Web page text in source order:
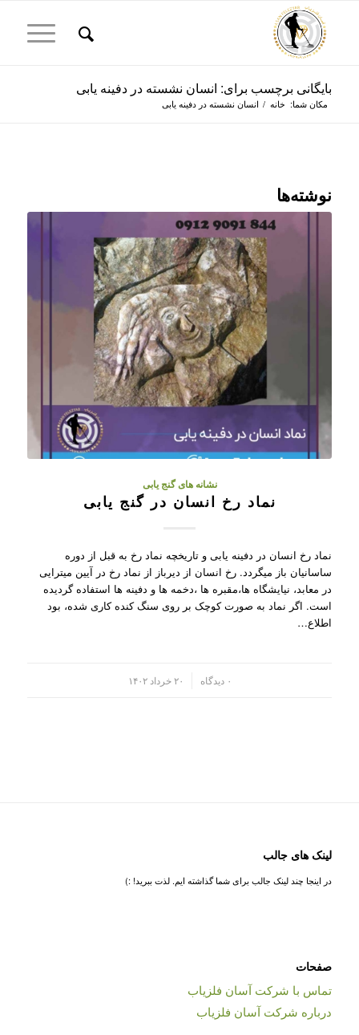
بایگانی برچسب برای: انسان نشسته در دفینه یابی
مکان شما: خانه / انسان نشسته در دفینه یابی
نوشته‌ها
نشانه های گنج یابی
نماد رخ انسان در گنج یابی
نماد رخ انسان در دفینه یابی و تاریخچه نماد رخ به قبل از دوره
ساسانیان باز میگردد. رخ انسان از دیرباز از نماد رخ در آیین میترایی
در معابد، نیایشگاه ها،مقبره ها ،دخمه ها و دفینه ها استفاده گردیده
است. اگر نماد به صورت کوچک بر روی سنگ کنده کاری شده، بود
اطلاع…
۰ دیدگاه ۲۰ خرداد ۱۴۰۲
لینک های جالب
در اینجا چند لینک جالب برای شما گذاشته ایم. لذت ببرید! :)
صفحات
تماس با شرکت آسان فلزیاب
درباره شرکت آسان فلزیاب